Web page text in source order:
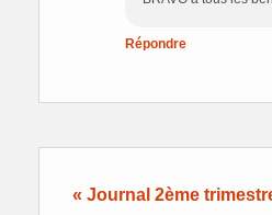
Répondre
« Journal 2ème